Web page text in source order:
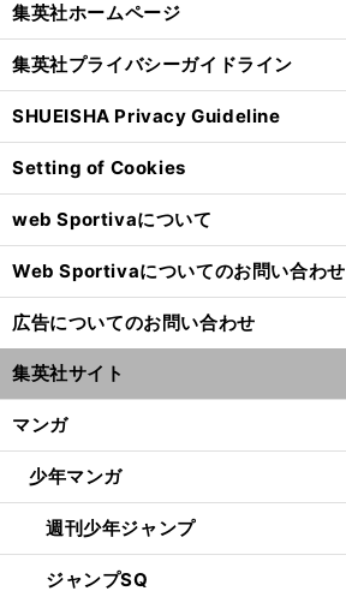
集英社ホームページ
集英社プライバシーガイドライン
SHUEISHA Privacy Guideline
Setting of Cookies
web Sportivaについて
Web Sportivaについてのお問い合わせ
広告についてのお問い合わせ
集英社サイト
マンガ
少年マンガ
週刊少年ジャンプ
ジャンプSQ